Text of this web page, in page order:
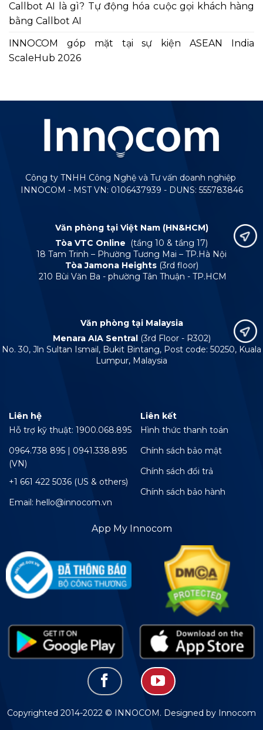
Callbot AI là gì? Tự động hóa cuộc gọi khách hàng
bằng Callbot AI
INNOCOM góp mặt tại sự kiện ASEAN India
ScaleHub 2026
Công ty TNHH Công Nghệ và Tư vấn doanh nghiệp
INNOCOM - MST VN: 0106437939 - DUNS: 555783846
Văn phòng tại Việt Nam (HN&HCM)
Tòa VTC Online
(tầng 10 & tầng 17)
18 Tam Trinh – Phường Tương Mai – TP.Hà Nội
Tòa Jamona Heights (3rd floor)
210 Bùi Văn Ba - phường Tân Thuận - TP.HCM
Văn phòng tại Malaysia
Menara AIA Sentral (3rd Floor - R302)
No. 30, Jln Sultan Ismail, Bukit Bintang, Post code: 50250, Kuala
Lumpur, Malaysia
Liên hệ
Hỗ trợ kỹ thuật: 1900.068.895
0964.738 895 | 0941.338.895
(VN)
+1 661 422 5036 (US & others)
Email: hello@innocom.vn
Liên kết
Hình thức thanh toán
Chính sách bảo mật
Chính sách đổi trả
Chính sách bảo hành
App My Innocom
Copyrighted 2014-2022 © INNOCOM. Designed by Innocom